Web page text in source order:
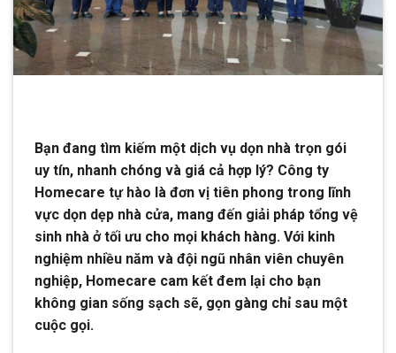
Bạn đang tìm kiếm một dịch vụ dọn nhà trọn gói
uy tín, nhanh chóng và giá cả hợp lý? Công ty
Homecare tự hào là đơn vị tiên phong trong lĩnh
vực dọn dẹp nhà cửa, mang đến giải pháp tổng vệ
sinh nhà ở tối ưu cho mọi khách hàng. Với kinh
nghiệm nhiều năm và đội ngũ nhân viên chuyên
nghiệp, Homecare cam kết đem lại cho bạn
không gian sống sạch sẽ, gọn gàng chỉ sau một
cuộc gọi.